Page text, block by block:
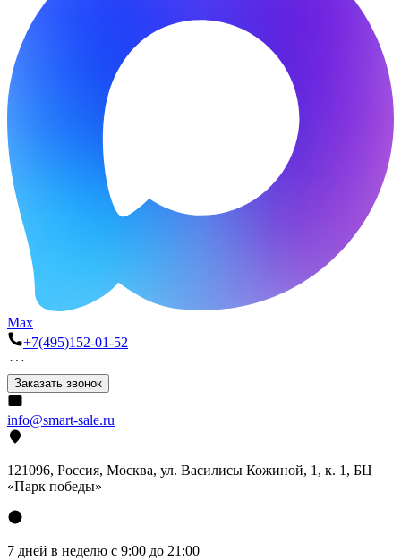
Max
+7(495)152-01-52
Заказать звонок
info@smart-sale.ru
121096, Россия, Москва, ул. Василисы Кожиной, 1, к. 1, БЦ
«Парк победы»
7 дней в неделю с 9:00 до 21:00